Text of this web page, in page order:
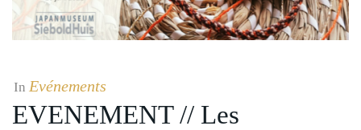
In Evénements
EVENEMENT // Les